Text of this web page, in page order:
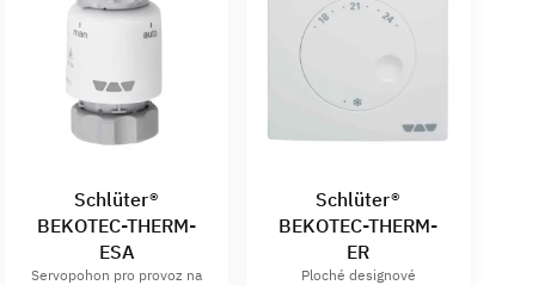
Schlüter®
BEKOTEC-THERM-
ESA
Servopohon pro provoz na
Schlüter®
BEKOTEC-THERM-
ER
Ploché designové